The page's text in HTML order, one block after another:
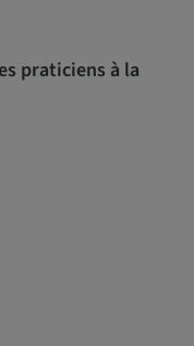
praticiens à la